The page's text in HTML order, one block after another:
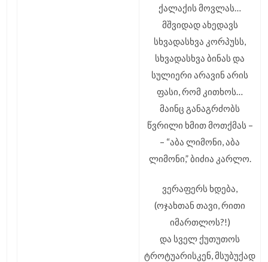
ქალაქის მოვლას…
მშვიდად ახედავს
სხვადასხვა კორპუსს,
სხვადასხვა ბინას და
სულიერი არავინ არის
ფასი, რომ კითხოს…
მაინც განაგრძობს
წვრილი ხმით მოთქმას –
– “აბა ლიმონი, აბა
ლიმონი,” ბიძია კარლო.
ვერაფერს ხდება,
(ოჯახთან თავი, რითი
იმართლოს?!)
და სველ ქუთუთოს
ტროტუარისკენ, მსუბუქად